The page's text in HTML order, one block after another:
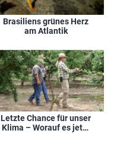
Brasiliens grünes Herz
am Atlantik
Letzte Chance für unser
Klima – Worauf es jetzt